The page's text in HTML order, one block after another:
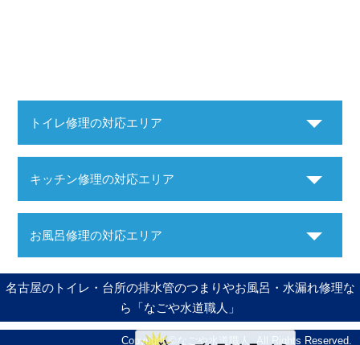
トイレ修理の対応エリア
キッチン修理の対応エリア
お風呂修理の対応エリア
名古屋のトイレ・台所の排水管のつまりやお風呂・水漏れ修理な
ら「なごや水道職人」
Copyright © なごや水道職人 . All Rights Reserved.